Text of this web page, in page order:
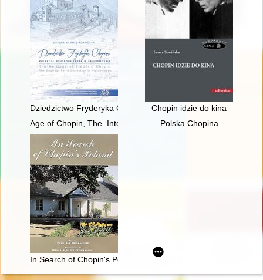
Dziedzictwo Fryderyka Chopina. Kolekcja Boutroux-Ferra w
Chopin idzie do kina
Age of Chopin, The. Interdisciplinary inquiries
Polska Chopina
In Search of Chopin's Poland